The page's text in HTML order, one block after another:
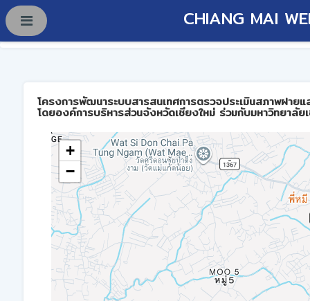
CHIANG MAI
โครงการพัฒนาระบบสารสนเทศการตรวจประเมินสภาพฝาย
โดยองค์การบริหารส่วนจังหวัดเชียงใหม่ ร่วมกับมหาวิทยาลัย
+
−